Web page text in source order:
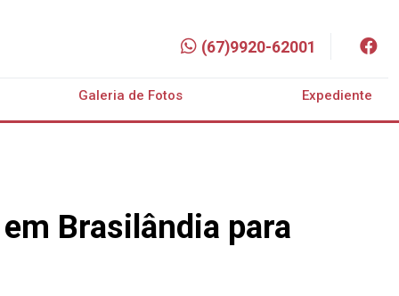
(67)9920-62001
Galeria de Fotos Expediente
Brasilândia para